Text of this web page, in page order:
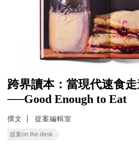
跨界讀本：當現代速食
──Good Enough to Eat
撰文 提案編輯室
提案on the desk